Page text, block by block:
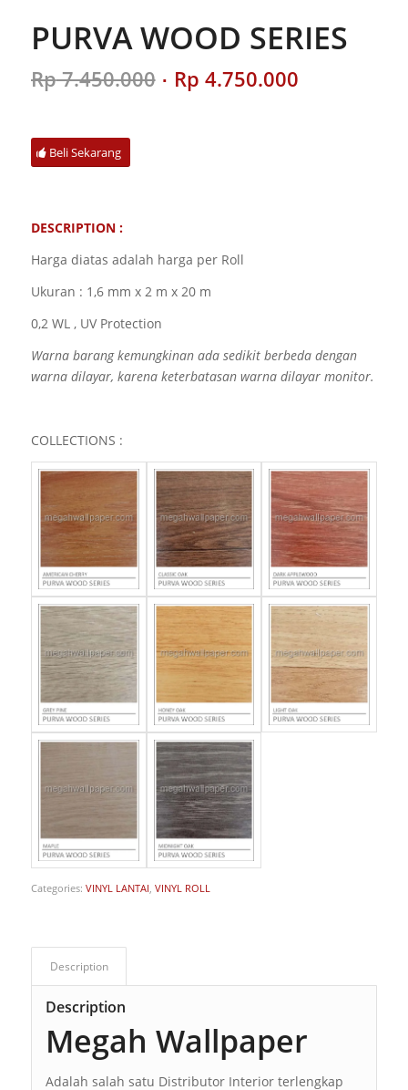
PURVA WOOD SERIES
Rp7.450.000 Original
price
Rp 4.750.000Current
Beli Sekarang
DESCRIPTION :
Harga diatas adalah harga per Roll
Ukuran : 1,6 mm x 2 m x 20 m
0,2 WL , UV Protection
Warna barang kemungkinan ada sedikit berbeda dengan
warna dilayar, karena keterbatasan warna dilayar monitor.
COLLECTIONS :
Categories: VINYL LANTAI, VINYL ROLL
Description
Description
Megah Wallpaper
Adalah salah satu Distributor Interior terlengkap